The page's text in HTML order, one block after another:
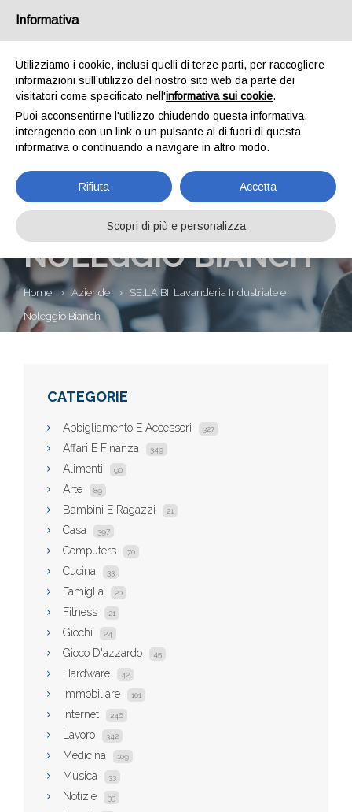
SE.LA.BI.
LAVANDERIA
INDUSTRIALE E
NOLEGGIO BIANCH
Home Aziende
SE.LA.BI. Lavanderia Industriale e
Noleggio Bianch
CATEGORIE
Abbigliamento E Accessori 327
Affari E Finanza 349
Alimenti 90
Arte 89
Bambini E Ragazzi 21
Casa 397
Computers 70
Cucina 33
Famiglia 20
Fitness 21
Giochi 24
Gioco D'azzardo 45
Hardware 42
Immobiliare 101
Internet 246
Lavoro 342
Medicina 109
Musica 33
Notizie 33
Informativa
Utilizziamo i cookie, inclusi quelli di terze parti, per raccogliere
informazioni sull’utilizzo del nostro sito web da parte dei
visitatori come specificato nell'informativa sui cookie.
Puoi acconsentirne l'utilizzo chiudendo questa informativa,
interagendo con un link o un pulsante al di fuori di questa
informativa o continuando a navigare in altro modo.
Rifiuta Accetta
Scopri di più e personalizza